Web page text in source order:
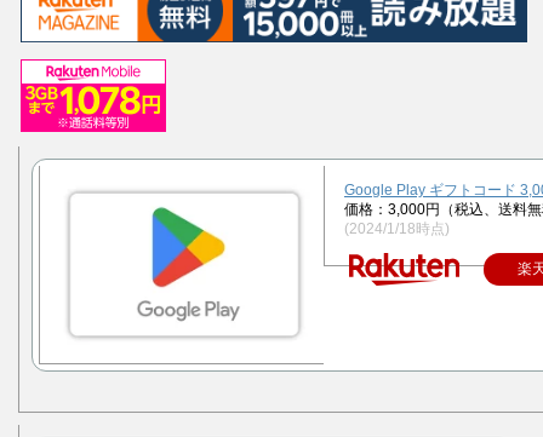
Google Play ギフトコード
価格：3,000円（税込、送料
(2024/1/18時点)
楽